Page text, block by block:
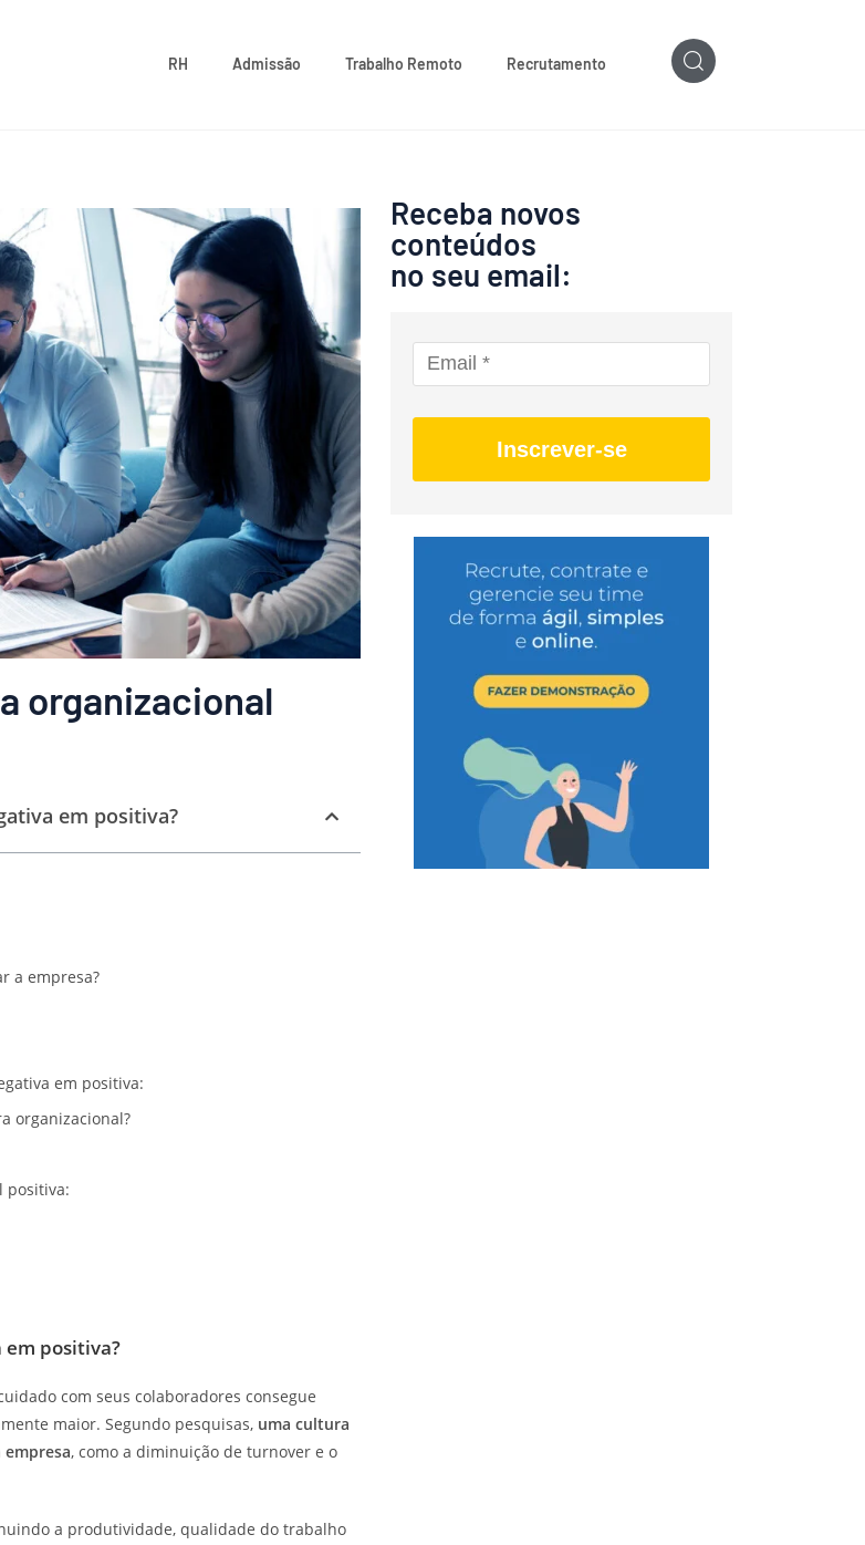
RH Admissão Trabalho Remoto Recrutamento
organizacional
em positiva?
a empresa?
em positiva:
organizacional?
positiva:
positiva?
com seus colaboradores consegue
maior. Segundo pesquisas, uma cultura
, como a diminuição de turnover e o
a produtividade, qualidade do trabalho
Receba novos
conteúdos
no seu email:
Inscrever-se